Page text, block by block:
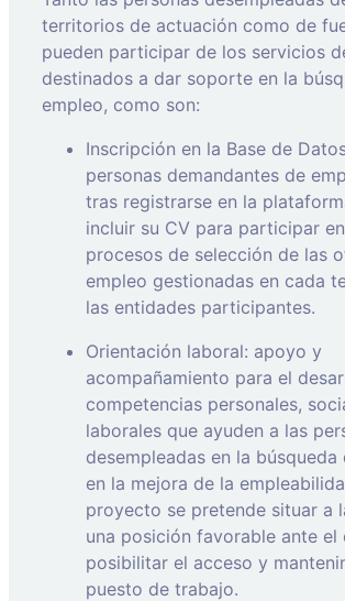
territorios de actuación como de
pueden participar de los servicios
destinados a dar soporte en la
empleo, como son:
Inscripción en la Base de
personas demandantes de
tras registrarse en la
incluir su CV para participar
procesos de selección de las
empleo gestionadas en cada
las entidades participantes.
Orientación laboral: apoyo y
acompañamiento para el
competencias personales,
laborales que ayuden a las
desempleadas en la búsqueda
en la mejora de la
proyecto se pretende situar a
una posición favorable ante el
posibilitar el acceso y
puesto de trabajo.